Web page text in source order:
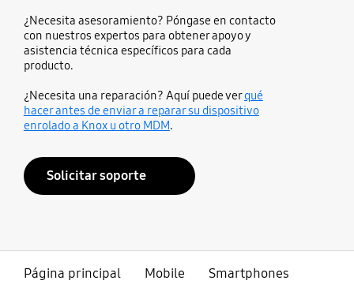
¿Necesita asesoramiento? Póngase en contacto
con nuestros expertos para obtener apoyo y
asistencia técnica específicos para cada
producto.
¿Necesita una reparación? Aquí puede verqué
hacer antes de enviar a reparar su dispositivo
enrolado a Knox u otro MDM.
Solicitar soporte
Página principal Mobile
Smartphones